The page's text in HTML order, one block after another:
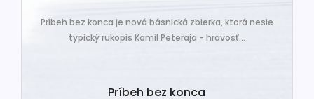
Príbeh bez konca je nová básnická zbierka, ktorá nesie
typický rukopis Kamil Peteraja - hravosť...
Príbeh bez konca